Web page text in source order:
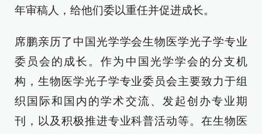
年审稿人，给他们委以重任并促进成长。
席鹏亲历了中国光学学会生物医学光子学专业
委员会的成长。作为中国光学学会的分支机
构，生物医学光子学专业委员会主要致力于组
织国际和国内的学术交流、发起创办专业期
刊，以及积极推进专业科普活动等。在生物医